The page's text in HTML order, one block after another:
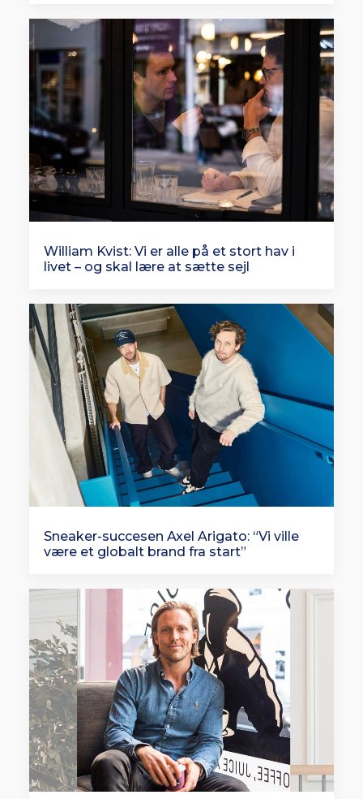
William Kvist: Vi er alle på et stort hav i
livet – og skal lære at sætte sejl
Sneaker-succesen Axel Arigato: “Vi ville
være et globalt brand fra start”